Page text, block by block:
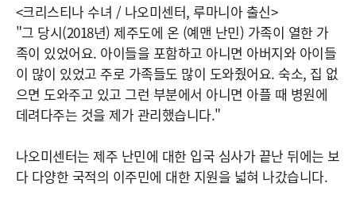
<크리스티나 수녀 / 나오미센터, 루마니아 출신>
"그 당시(2018년) 제주도에 온 (예맨 난민) 가족이 열한 가
족이 있었어요. 아이들을 포함하고 아니면 아버지와 아이들
이 많이 있었고 주로 가족들도 많이 도와줬어요. 숙소, 집 없
으면 도와주고 있고 그런 부분에서 아니면 아플 때 병원에
데려다주는 것을 제가 관리했습니다."
나오미센터는 제주 난민에 대한 입국 심사가 끝난 뒤에는 보
다 다양한 국적의 이주민에 대한 지원을 넓혀 나갔습니다.